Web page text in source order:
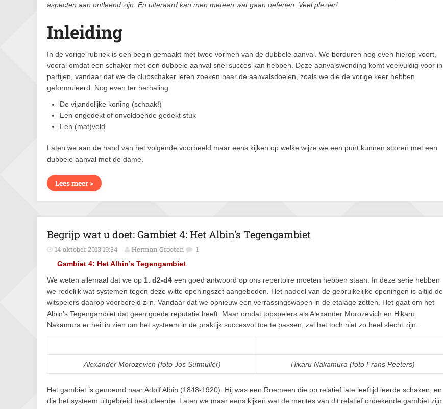
aspecten aan ontleend zijn. En uiteraard kan men meteen wat gaan oefenen. Veel plezier!
Inleiding
In de vorige rubriek is een begin gemaakt met twee vormen van de dubbele aanval. We borduren nog even hierop voort,
vooral omdat een schaker met een dubbele aanval snel succes kan hebben. Deze aanvalswending komt veelvuldig voor in
partijen, vandaar dat we de clubschaker leren zoeken naar de aanvalsdoelen, zoals we die de vorige keer hebben
geformuleerd. Nog even ter herhaling:
De vijandelijke koning (schaak!)
Een ongedekt of onvoldoende gedekt stuk
Een (mat)veld
Laten we aan de hand van het volgende voorbeeld maar eens kijken op welke wijze we een punt kunnen scoren met een
dubbele aanval met de dame.
Lees meer >
Begrijp wat u doet: Gambiet 4: Het Albin’s Tegengambiet
14 oktober 2013 19:34 Herman Grooten 1
Gambiet 4: Het Albin’s Tegengambiet
We weten allemaal dat we op 1. d2-d4 een goed antwoord op ons repertoire moeten hebben staan. In deze serie hebben
we redelijk wat systemen tegen deze witte openingszet aangeboden. Het nadeel van de gebruikelijke openingen is altijd de
witspelers daarop voorbereid zijn. Vandaar dat we opnieuw een verrassingswapen in de etalage zetten. Het gaat om het
Albin’s Tegengambiet dat geen goede reputatie heeft. Maar omdat topspelers als Alexander Morozevich en Hikaru
Nakamura er heil in zien om het systeem in de praktijk succesvol toe te passen, zal het toch niet zo heel slecht zijn.
Alexander Morozevich (foto Jos Sutmuller) Hikaru Nakamura (foto Frans Peeters)
Het gambiet is genoemd naar Adolf Albin (1848-1920). Hij was een Roemeen die op relatief late leeftijd leerde schaken, en
die het systeem uitgebreid bestudeerde. Laten we maar eens kijken wat de merites van dit relatief onbekende gambiet zijn.